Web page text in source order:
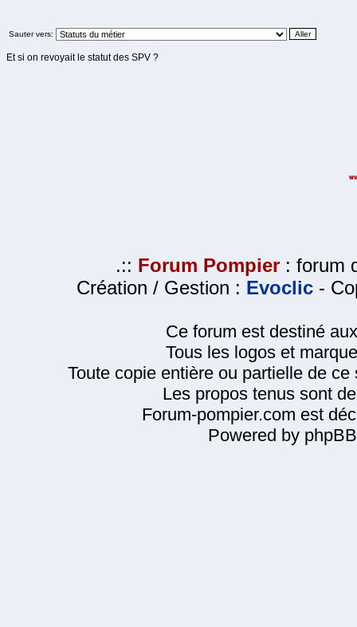
Sauter vers:
Et si on revoyait le statut des SPV ?
.:: Forum Pompier : forum
Création / Gestion : Evoclic -
Ce forum est destiné
Tous les logos et
Toute copie entière ou partielle de
Les propos tenus sont
Forum-pompier.com est
Powered by